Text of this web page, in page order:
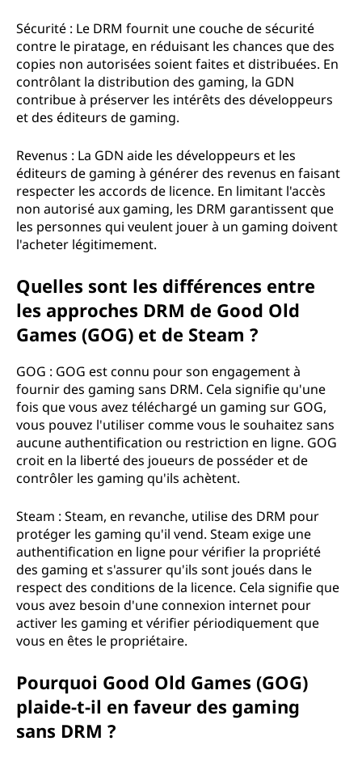
Sécurité : Le DRM fournit une couche de sécurité
contre le piratage, en réduisant les chances que des
copies non autorisées soient faites et distribuées. En
contrôlant la distribution des gaming, la GDN
contribue à préserver les intérêts des développeurs
et des éditeurs de gaming.
Revenus : La GDN aide les développeurs et les
éditeurs de gaming à générer des revenus en faisant
respecter les accords de licence. En limitant l'accès
non autorisé aux gaming, les DRM garantissent que
les personnes qui veulent jouer à un gaming doivent
l'acheter légitimement.
Quelles sont les différences entre
les approches DRM de Good Old
Games (GOG) et de Steam ?
GOG : GOG est connu pour son engagement à
fournir des gaming sans DRM. Cela signifie qu'une
fois que vous avez téléchargé un gaming sur GOG,
vous pouvez l'utiliser comme vous le souhaitez sans
aucune authentification ou restriction en ligne. GOG
croit en la liberté des joueurs de posséder et de
contrôler les gaming qu'ils achètent.
Steam : Steam, en revanche, utilise des DRM pour
protéger les gaming qu'il vend. Steam exige une
authentification en ligne pour vérifier la propriété
des gaming et s'assurer qu'ils sont joués dans le
respect des conditions de la licence. Cela signifie que
vous avez besoin d'une connexion internet pour
activer les gaming et vérifier périodiquement que
vous en êtes le propriétaire.
Pourquoi Good Old Games (GOG)
plaide-t-il en faveur des gaming
sans DRM ?